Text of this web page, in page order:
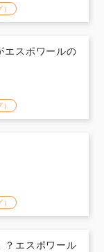
エスポワールの
？エスポワール